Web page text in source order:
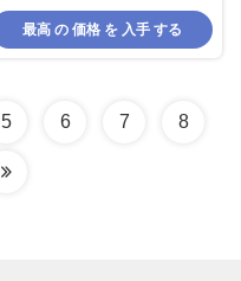
ためのゴム製混合物の
Fluorosiliconeのゴムを形づける
最高 の 価格 を 入手 する
5 6 7 8